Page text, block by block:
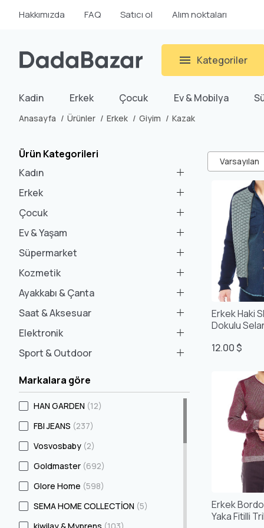
Hakkımızda FAQ Satıcı ol Alım noktaları
Kategoriler
Kadin Erkek Çocuk Ev & Mobilya
Anasayfa Ürünler Erkek Giyim Kazak
Ürün Kategorileri
Kadın
Erkek
Çocuk
Ev & Yaşam
Süpermarket
Kozmetik
Ayakkabı & Çanta
Saat & Aksesuar
Elektronik
Sport & Outdoor
Markalara göre
HAN GARDEN (12)
FBI JEANS (237)
Vosvosbaby (2)
Goldmaster (692)
Glore Home (598)
SEMA HOME COLLECTİON (5)
Varsayılan
Erkek Haki
Dokulu
12.00 $
Erkek Bordo
Yaka Fitilli